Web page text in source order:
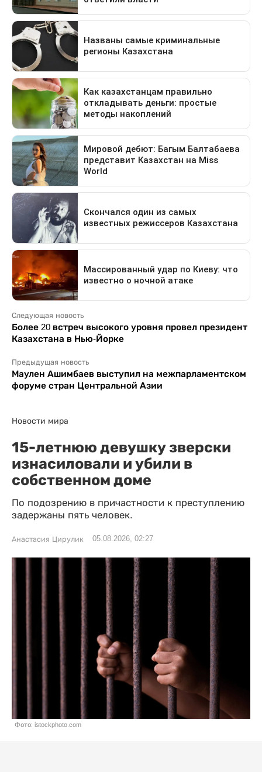
Следующая новость
Более 20 встреч высокого уровня провел президент
Казахстана в Нью-Йорке
Предыдущая новость
Маулен Ашимбаев выступил на межпарламентском
форуме стран Центральной Азии
Новости мира
15-летнюю девушку зверски
изнасиловали и убили в
собственном доме
По подозрению в причастности к преступлению
задержаны пять человек.
Анастасия Цирулик 05.08.2026, 02:27
Фото: istockphoto.com